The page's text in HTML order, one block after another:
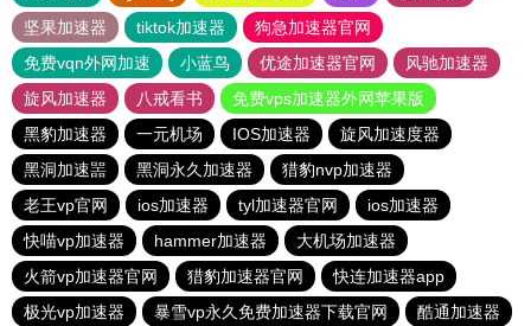
坚果加速器
tiktok加速器
狗急加速器官网
免费vqn外网加速
小蓝鸟 优途加速器官网
风驰加速器
旋风加速器
八戒看书
免费vps加速器外网苹果版
黑豹加速器
一元机场 IOS加速器
旋风加速度器
黑洞加速噐
黑洞永久加速器
猎豹nvp加速器
老王vp官网
ios加速器 tyl加速器官网
ios加速器
快喵vp加速器
hammer加速器
大机场加速器
火箭vp加速器官网
猎豹加速器官网
快连加速器app
极光vp加速器
暴雪vp永久免费加速器下载官网 酷通加速器